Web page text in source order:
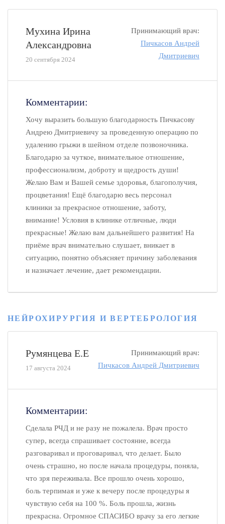
Мухина Ирина
Александровна
20 сентября 2024
Принимающий врач:
Пичкасов Андрей
Дмитриевич
Комментарии:
Хочу выразить большую благодарность Пичкасову
Андрею Дмитриевичу за проведенную операцию по
удалению грыжи в шейном отделе позвоночника.
Благодарю за чуткое, внимательное отношение,
профессионализм, доброту и щедрость души!
Желаю Вам и Вашей семье здоровья, благополучия,
процветания! Ещё благодарю весь персонал
клиники за прекрасное отношение, заботу,
внимание! Условия в клинике отличные, люди
прекрасные! Желаю вам дальнейшего развития! На
приёме врач внимательно слушает, вникает в
ситуацию, понятно объясняет причину заболевания
и назначает лечение, дает рекомендации.
НЕЙРОХИРУРГИЯ И ВЕРТЕБРОЛОГИЯ
Румянцева Е.Е
17 августа 2024
Принимающий врач:
Пичкасов Андрей Дмитриевич
Комментарии:
Сделала РЧД и не разу не пожалела. Врач просто
супер, всегда спрашивает состояние, всегда
разговаривал и проговаривал, что делает. Было
очень страшно, но после начала процедуры, поняла,
что зря переживала. Все прошло очень хорошо,
боль терпимая и уже к вечеру после процедуры я
чувствую себя на 100 %. Боль прошла, жизнь
прекрасна. Огромное СПАСИБО врачу за его легкие